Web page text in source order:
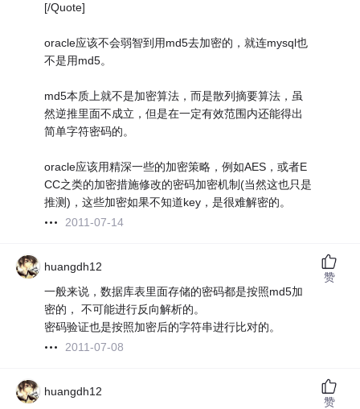
[/Quote]
oracle应该不会弱智到用md5去加密的，就连mysql也
不是用md5。
md5本质上就不是加密算法，而是散列摘要算法，虽
然逆推里面不成立，但是在一定有效范围内还能得出
简单字符密码的。
oracle应该用精深一些的加密策略，例如AES，或者E
CC之类的加密措施修改的密码加密机制(当然这也只是
推测)，这些加密如果不知道key，是很难解密的。
2011-07-14
huangdh12
一般来说，数据库表里面存储的密码都是按照md5加
密的， 不可能进行反向解析的。
密码验证也是按照加密后的字符串进行比对的。
2011-07-08
赞
huangdh12
赞